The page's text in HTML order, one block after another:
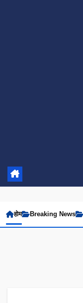
होम Breaking News